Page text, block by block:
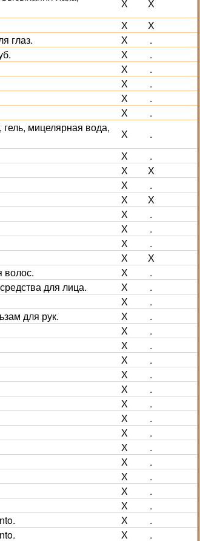
Х
Х
Х
Х
глаз. Х
.
Х
.
Х
.
Х
.
Х
.
Х
.
мицелярная вода,
Х
.
Х
.
Х
Х
Х
.
Х
Х
Х
.
Х
.
Х
.
Х
Х
волос. Х
.
для лица. Х
.
Х
.
для рук. Х
.
Х
.
Х
.
Х
.
Х
.
Х
.
Х
.
Х
.
Х
.
Х
.
Х
.
Х
.
Х
.
Х
.
Х
.
Х .